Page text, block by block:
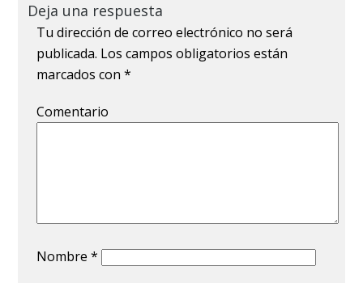
Deja una respuesta
Tu dirección de correo electrónico no será
publicada. Los campos obligatorios están
marcados con*
Comentario
Nombre*